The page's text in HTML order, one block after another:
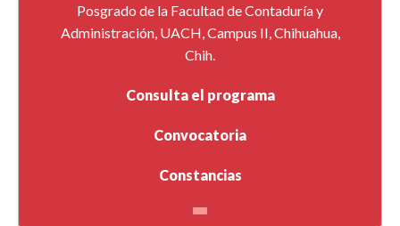
Posgrado de la Facultad de Contaduría y
Administración, UACH, Campus II, Chihuahua,
Chih.
Consulta el programa
Convocatoria
Constancias